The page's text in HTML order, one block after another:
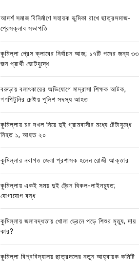
আদর্শ সমাজ বিনির্মাণে সহায়ক ভুমিকা রাখে ছাত্রসমাজ-
প্রেসক্লাব সভাপতি
কুমিল্লা প্রেস ক্লাবের নির্বাচন আজ; ১৭টি পদের জন্য ৩৩
জন প্রার্থী ভোটযুদ্ধে
বরুড়ায় বলাৎকারের অভিযোগে মাদ্রাসা শিক্ষক আটক,
গণপিটুনির চেষ্টায় পুলিশ সদস্য আহত
কুমিল্লায় চর দখল নিয়ে দুই গ্রামবাসীর মধ্যে টেটাযুদ্ধে
নিহত ১, আহত ২০
কুমিল্লার নবাগত জেলা প্রশাসক হলেন রোজী আক্তার
কুমিল্লায় একই সময় দুই ট্রেন বিকল-লাইনচ্যুত;
যোগাযোগ বন্ধ
কুমিল্লায় জলাবদ্ধতায় খোলা ড্রেনে পড়ে শিশুর মৃত্যু, দায়
কার?
কুমিল্লা বিশ্ববিদ্যালয় ছাত্রদলের নতুন আহ্বায়ক কমিটি